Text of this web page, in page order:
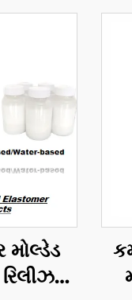
મોલ્ડેડ